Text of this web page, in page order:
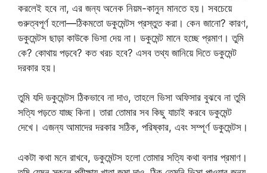
করলেই হবে না, এর জন্য অনেক নিয়ম-কানুন মানতে হয়। সবচেয়ে
গুরুত্বপূর্ণ হলো—ঠিকমতো ডকুমেন্টস প্রস্তুত করা। কেন জানো? কারণ,
ডকুমেন্টস ছাড়া কাউকে ভিসা দেয় না। ডকুমেন্ট মানে হচ্ছে প্রমাণ। তুমি
কে? কোথায় পড়বে? কত খরচ হবে? এসব তথ্য জানিয়ে দিতে ডকুমেন্ট
দরকার হয়।
তুমি যদি ডকুমেন্টস ঠিকভাবে না দাও, তাহলে ভিসা অফিসার বুঝবে না তুমি
সত্যি পড়তে যাচ্ছ কিনা। তারা তোমার সব কিছু যাচাই করবে ডকুমেন্ট
দেখে। এজন্য আমাদের দরকার সঠিক, পরিষ্কার, এবং সম্পূর্ণ ডকুমেন্টস।
একটা কথা মনে রাখবে, ডকুমেন্টস হলো তোমার সত্যি কথা বলার প্রমাণ।